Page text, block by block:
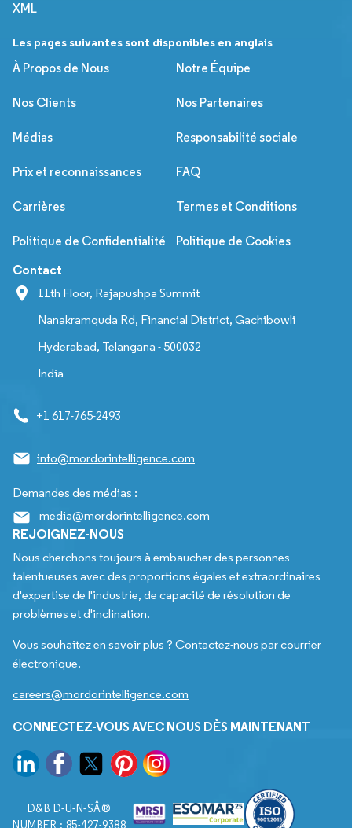
XML
Les pages suivantes sont disponibles en anglais
À Propos de Nous
Notre Équipe
Nos Clients Nos Partenaires
Médias Responsabilité sociale
Prix et reconnaissances FAQ
Carrières Termes et Conditions
Politique de Confidentialité Politique de Cookies
Contact
11th Floor, Rajapushpa Summit
Nanakramguda Rd, Financial District, Gachibowli
Hyderabad, Telangana - 500032
India
+1 617-765-2493
info@mordorintelligence.com
Demandes des médias :
media@mordorintelligence.com
REJOIGNEZ-NOUS
Nous cherchons toujours à embaucher des personnes
talentueuses avec des proportions égales et extraordinaires
d'expertise de l'industrie, de capacité de résolution de
problèmes et d'inclination.
Vous souhaitez en savoir plus ? Contactez-nous par courrier
électronique.
careers@mordorintelligence.com
CONNECTEZ-VOUS AVEC NOUS DÈS MAINTENANT
D&B D-U-N-SÂ®
NUMBER : 85-427-9388